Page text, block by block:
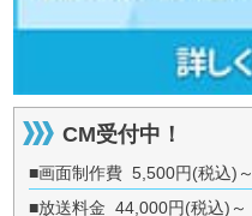
CM受付中！
■画面制作費 5,500円(税込)～
■放送料金 44,000円(税込)～